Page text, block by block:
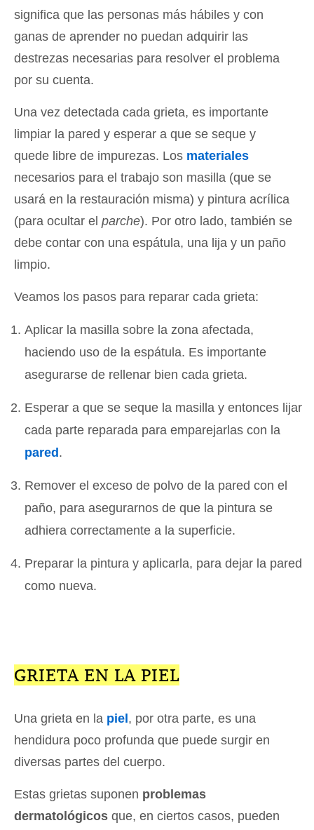
significa que las personas más hábiles y con
ganas de aprender no puedan adquirir las
destrezas necesarias para resolver el problema
por su cuenta.
Una vez detectada cada grieta, es importante
limpiar la pared y esperar a que se seque y
quede libre de impurezas. Los materiales
necesarios para el trabajo son masilla (que se
usará en la restauración misma) y pintura acrílica
(para ocultar el parche). Por otro lado, también se
debe contar con una espátula, una lija y un paño
limpio.
Veamos los pasos para reparar cada grieta:
Aplicar la masilla sobre la zona afectada,
haciendo uso de la espátula. Es importante
asegurarse de rellenar bien cada grieta.
Esperar a que se seque la masilla y entonces lijar
cada parte reparada para emparejarlas con la
pared .
Remover el exceso de polvo de la pared con el
paño, para asegurarnos de que la pintura se
adhiera correctamente a la superficie.
Preparar la pintura y aplicarla, para dejar la pared
como nueva.
GRIETA EN LA PIEL
Una grieta en la piel , por otra parte, es una
hendidura poco profunda que puede surgir en
diversas partes del cuerpo.
Estas grietas suponen problemas
dermatológicos que, en ciertos casos, pueden